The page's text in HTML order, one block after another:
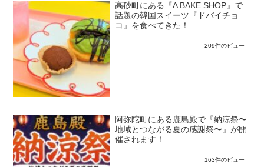
高砂町にある『A BAKE SHOP』で
話題の韓国スイーツ『ドバイチョ
コ』を食べてきた！
209件のビュー
阿弥陀町にある鹿島殿で『納涼祭〜
地域とつながる夏の感謝祭〜』が開
催されます！
163件のビュー